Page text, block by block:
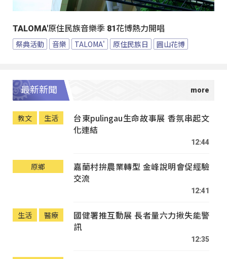
TALOMA'原住民族音樂季 81花博熱力開唱
祭典活動 音樂 TALOMA' 原住民族日 圓山花博
最新新聞
教文 生活
台東pulingau生命故事展 香氛串起文
化連結
12:44
原鄉
嘉蘭村拚農業轉型 金峰說明會促經驗
交流
12:41
生活 醫療
國健署推互動展 長者量六力揪失能警
訊
12:35